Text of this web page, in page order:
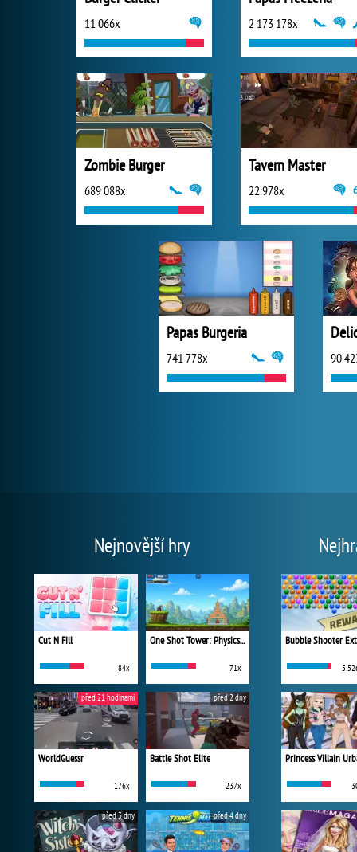
11 066x 2 173 178x
Zombie Burger
689 088x
Tavern Master
22 978x
Papas Burgeria
741 778x 90
Nejnovější hry
Cut N Fill
84x
One Shot Tower: Physics Destroyer
71x
WorldGuessr
176x
před 21 hodinami
Battle Shot Elite
237x
před 2 dny
před 3 dny před 4 dny
Bubble Shooter
5